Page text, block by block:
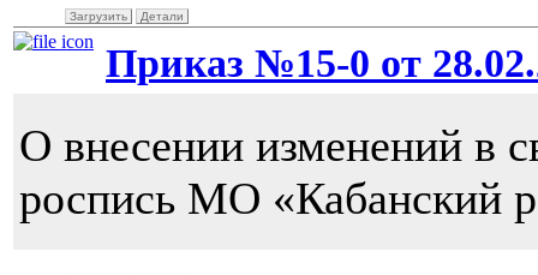
Загрузить Детали
Приказ №15-0 от
О внесении изменений в
роспись МО «Кабанский